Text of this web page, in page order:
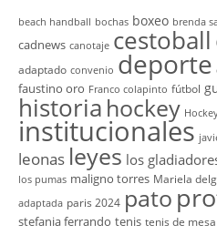
beach handball bochas boxeo brenda
cadnews canotaje cestoball
adaptado convenio deporte
faustino oro Franco colapinto fútbol
historia hockey
institucionales
leonas leyes los
los pumas maligno torres Mariela
adaptada paris 2024 pato
stefania ferrando tenis tenis de mesa